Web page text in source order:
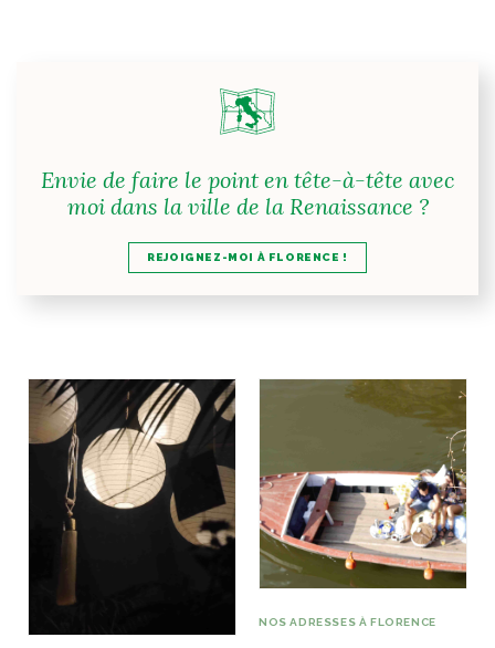
Envie de faire le point en tête-à-tête avec
moi dans la ville de la Renaissance ?
REJOIGNEZ-MOI À FLORENCE !
NOS ADRESSES À FLORENCE